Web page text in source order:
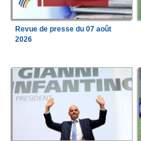
Revue de presse du 07 août
2026